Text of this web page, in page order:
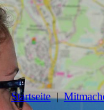
Startseite